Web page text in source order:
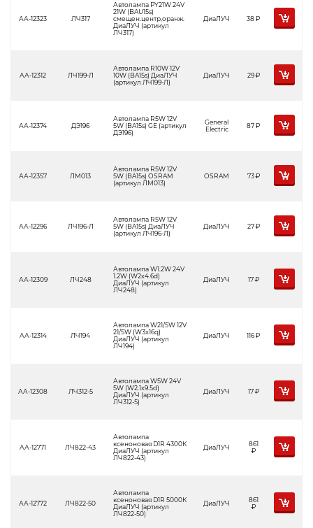
АА-12323 ЛЧ317
Автолампа PY21W 24V
21W (BAU15s)
смещен.центр,оранж.
ДиаЛУЧ (артикул
ЛЧ317)
ДиаЛУЧ 38Р
АА-12312 ЛЧ199-Л
Автолампа R10W 12V
10W (BA15s) ДиаЛУЧ
(артикул ЛЧ199-Л)
ДиаЛУЧ 29Р
АА-12374 ДЭ196
Автолампа R5W 12V
5W (BA15s) GE (артикул
ДЭ196)
General
Electric
87Р
АА-12357 ЛМ013
Автолампа R5W 12V
5W (BA15s) OSRAM
(артикул ЛМ013)
OSRAM 73Р
АА-12296 ЛЧ196-Л
Автолампа R5W 12V
5W (BA15s) ДиаЛУЧ
(артикул ЛЧ196-Л)
ДиаЛУЧ 27Р
АА-12309 ЛЧ248
Автолампа W1.2W 24V
1.2W (W2x4.6d)
ДиаЛУЧ (артикул
ЛЧ248)
ДиаЛУЧ 17Р
АА-12314 ЛЧ194
Автолампа W21/5W 12V
21/5W (W3x16q)
ДиаЛУЧ (артикул
ЛЧ194)
ДиаЛУЧ 116Р
АА-12308 ЛЧ312-5
Автолампа W5W 24V
5W (W2.1x9.5d)
ДиаЛУЧ (артикул
ЛЧ312-5)
ДиаЛУЧ 17Р
АА-12771 ЛЧ822-43
Автолампа
ксеноновая D1R 4300К
ДиаЛУЧ (артикул
ЛЧ822-43)
ДиаЛУЧ
861
Р
АА-12772 ЛЧ822-50
Автолампа
ксеноновая D1R 5000К
ДиаЛУЧ (артикул
ЛЧ822-50)
ДиаЛУЧ
861
Р